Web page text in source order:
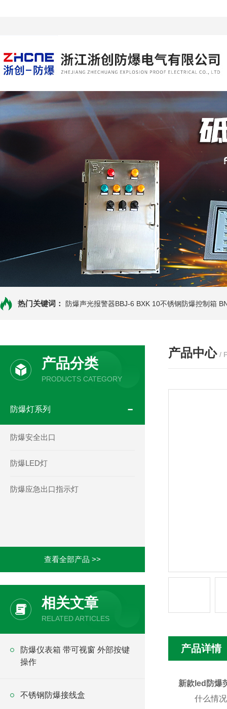
热门关键词： 防爆声光报警器BBJ-6 BXK 10不锈钢防爆控制箱
产品分类
PRODUCTS CATEGORY
防爆灯系列
防爆安全出口
防爆LED灯
防爆应急出口指示灯
查看全部产品 >>
相关文章
RELATED ARTICLES
防爆仪表箱 带可视窗 外部按键
操作
不锈钢防爆接线盒
产品中心 /
产品详情
新款led防爆
什么情况